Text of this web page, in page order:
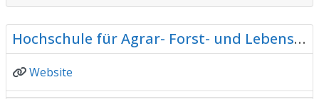
Hochschule für Agrar- Forst- und Lebensmittelwissenschaften (HAFL) Aquaforum – Forschung Bildung und Dienstleistung im Bereich Aquakultur
Website